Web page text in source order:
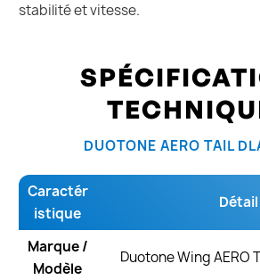
stabilité et vitesse.
DUOTONE AERO TAIL
Caractér
istique
Détail
Marque /
Modèle
Duotone Wing AERO